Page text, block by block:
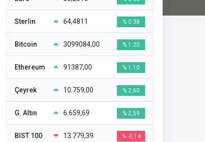
Sterlin 64,4811 % 0.38
Bitcoin 3099084,00 % 1.20
Ethereum 91387,00 % 1.10
Çeyrek 10.759,00 % 2,60
G. Altın 6.659,69 % 2,59
BIST 100 13.779,39 % -0,14